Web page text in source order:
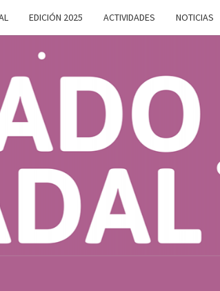
EDICIÓN 2025 ACTIVIDADES NOTICIAS
DE
De
5 De
En